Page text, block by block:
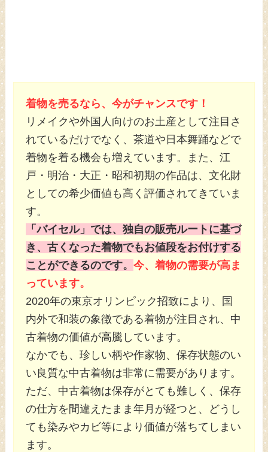
着物を売るなら、今がチャンスです！
リメイクや外国人向けのお土産として注目さ
れているだけでなく、茶道や日本舞踊などで
着物を着る機会も増えています。また、江
戸・明治・大正・昭和初期の作品は、文化財
としての希少価値も高く評価されてきていま
す。
「バイセル」では、独自の販売ルートに基づ
き、古くなった着物でもお値段をお付けする
ことができるのです。今、着物の需要が高ま
っています。
2020年の東京オリンピック招致により、国
内外で和装の象徴である着物が注目され、中
古着物の価値が高騰しています。
なかでも、珍しい柄や作家物、保存状態のい
い良質な中古着物は非常に需要があります。
ただ、中古着物は保存がとても難しく、保存
の仕方を間違えたまま年月が経つと、どうし
ても染みやカビ等により価値が落ちてしまい
ます。